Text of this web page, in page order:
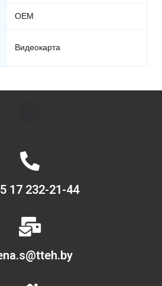
OEM
Видеокарта
17 232-21-44